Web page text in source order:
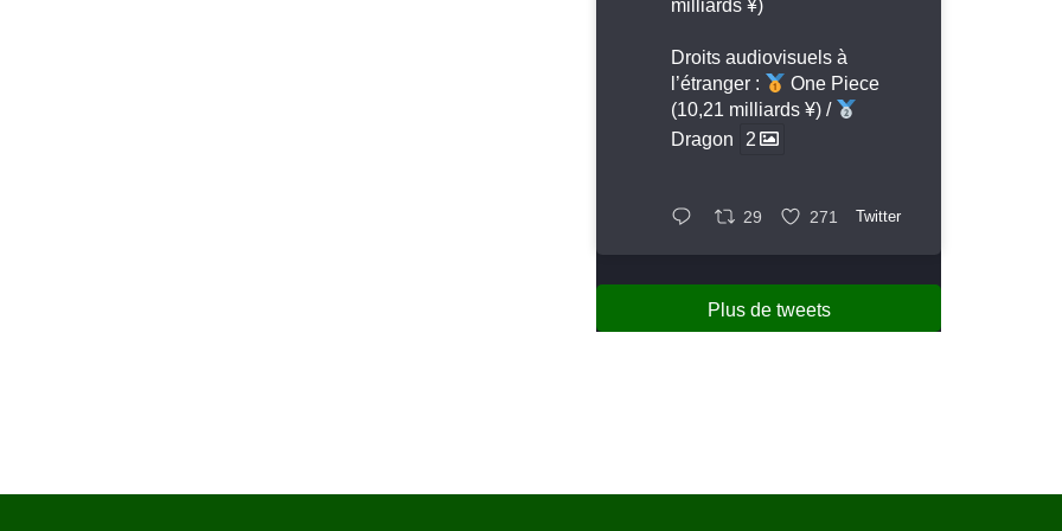
milliards ¥)
Droits audiovisuels à
l’étranger :
One Piece
(10,21 milliards ¥) /
Dragon
2
29 271 Twitter
Plus de tweets